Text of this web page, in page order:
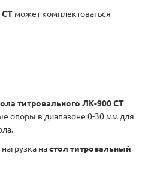
СТ может комплектоваться
титровального ЛК-900 СТ
опоры в диапазоне 0-30 мм для
настол титровальный